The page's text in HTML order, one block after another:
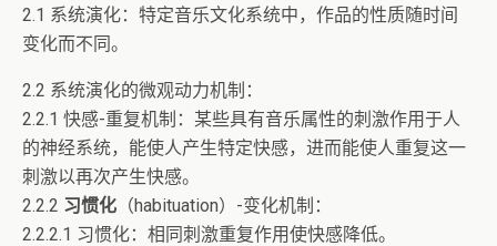
2.1 系统演化：特定音乐文化系统中，作品的性质随时间
变化而不同。
2.2 系统演化的微观动力机制：
2.2.1 快感-重复机制：某些具有音乐属性的刺激作用于人
的神经系统，能使人产生特定快感，进而能使人重复这一
刺激以再次产生快感。
2.2.2 习惯化 （habituation）-变化机制：
2.2.2.1 习惯化：相同刺激重复作用使快感降低。